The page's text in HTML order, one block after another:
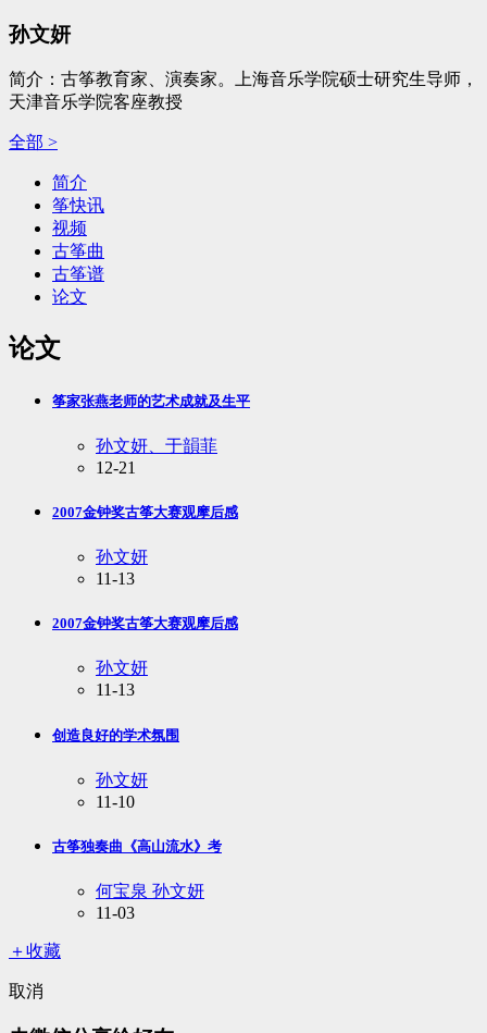
孙文妍
简介：古筝教育家、演奏家。上海音乐学院硕士研究生导师，
天津音乐学院客座教授
全部 >
简介
筝快讯
视频
古筝曲
古筝谱
论文
论文
筝家张燕老师的艺术成就及生平
孙文妍、于韻菲
12-21
2007金钟奖古筝大赛观摩后感
孙文妍
11-13
2007金钟奖古筝大赛观摩后感
孙文妍
11-13
创造良好的学术氛围
孙文妍
11-10
古筝独奏曲《高山流水》考
何宝泉 孙文妍
11-03
＋收藏
取消